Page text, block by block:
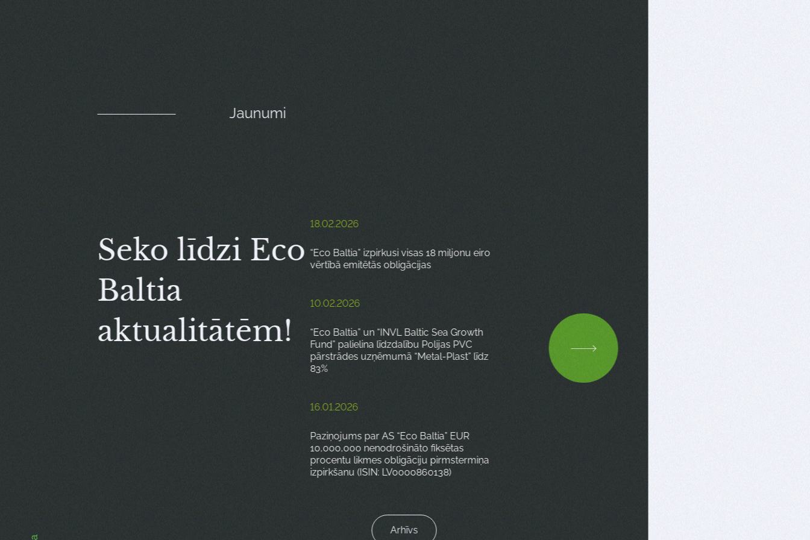
Jaunumi
Seko līdzi Eco
Baltia
aktualitātēm!
18.02.2026
“Eco Baltia” izpirkusi visas 18 miljonu eiro
vērtībā emitētās obligācijas
10.02.2026
“Eco Baltia” un “INVL Baltic Sea Growth
Fund” palielina līdzdalību Polijas PVC
pārstrādes uzņēmumā “Metal-Plast” līdz
83%
16.01.2026
Paziņojums par AS “Eco Baltia” EUR
10,000,000 nenodrošināto fiksētas
procentu likmes obligāciju pirmstermiņa
izpirkšanu (ISIN: LV0000860138)
Arhīvs